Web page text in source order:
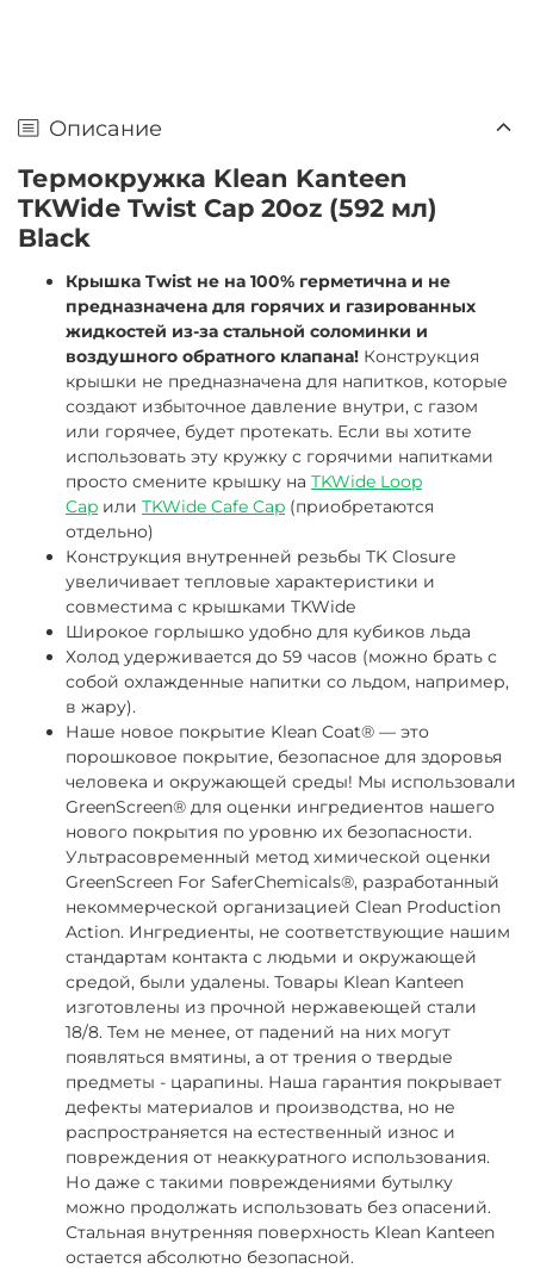
Описание
Термокружка Klean Kanteen
TKWide Twist Cap 20oz (592 мл)
Black
Крышка Twist не на 100% герметична и не
предназначена для горячих и газированных
жидкостей из-за стальной соломинки и
воздушного обратного клапана! Конструкция
крышки не предназначена для напитков, которые
создают избыточное давление внутри, с газом
или горячее, будет протекать. Если вы хотите
использовать эту кружку с горячими напитками
просто смените крышку на TKWide Loop
Cap или TKWide Cafe Cap (приобретаются
отдельно)
Конструкция внутренней резьбы TK Closure
увеличивает тепловые характеристики и
совместима с крышками TKWide
Широкое горлышко удобно для кубиков льда
Холод удерживается до 59 часов (можно брать с
собой охлажденные напитки со льдом, например,
в жару).
Наше новое покрытие Klean Coat® — это
порошковое покрытие, безопасное для здоровья
человека и окружающей среды! Мы использовали
GreenScreen® для оценки ингредиентов нашего
нового покрытия по уровню их безопасности.
Ультрасовременный метод химической оценки
GreenScreen For SaferChemicals®, разработанный
некоммерческой организацией Clean Production
Action. Ингредиенты, не соответствующие нашим
стандартам контакта с людьми и окружающей
средой, были удалены. Товары Klean Kanteen
изготовлены из прочной нержавеющей стали
18/8. Тем не менее, от падений на них могут
появляться вмятины, а от трения о твердые
предметы - царапины. Наша гарантия покрывает
дефекты материалов и производства, но не
распространяется на естественный износ и
повреждения от неаккуратного использования.
Но даже с такими повреждениями бутылку
можно продолжать использовать без опасений.
Стальная внутренняя поверхность Klean Kanteen
остается абсолютно безопасной.